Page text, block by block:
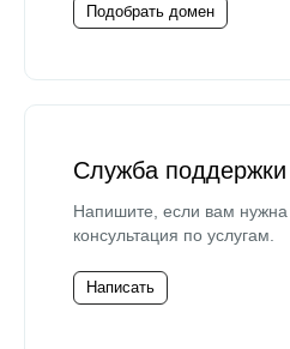
Подобрать домен
Служба поддержки
Напишите, если вам
консультация по услугам.
Написать